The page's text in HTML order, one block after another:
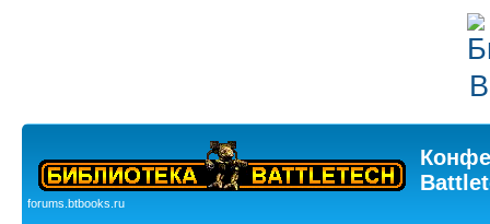
forums.btbooks.ru